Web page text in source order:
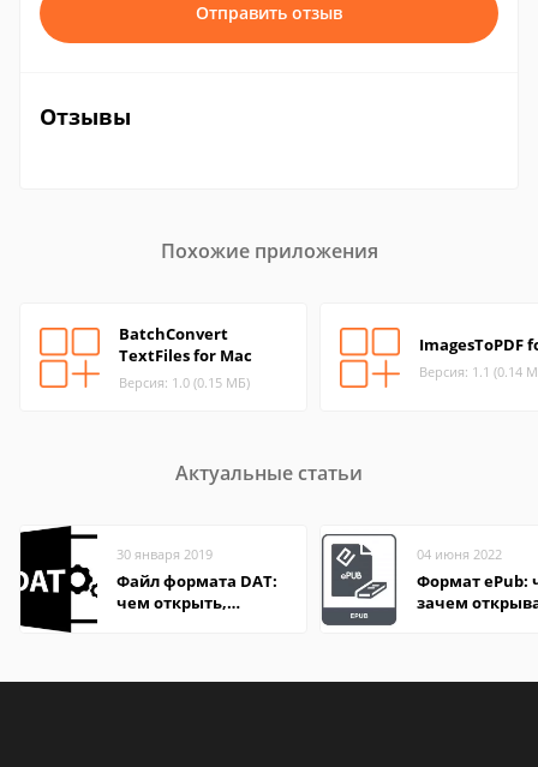
Отправить отзыв
Отзывы
Похожие приложения
BatchConvert
TextFiles for Mac
Версия: 1.0 (0.15 МБ)
ImagesToPDF
Версия: 1.1 (0.14
Актуальные статьи
30 января 2019
Файл формата DAT:
чем открыть,
04 июня 2022
Формат ePub:
зачем